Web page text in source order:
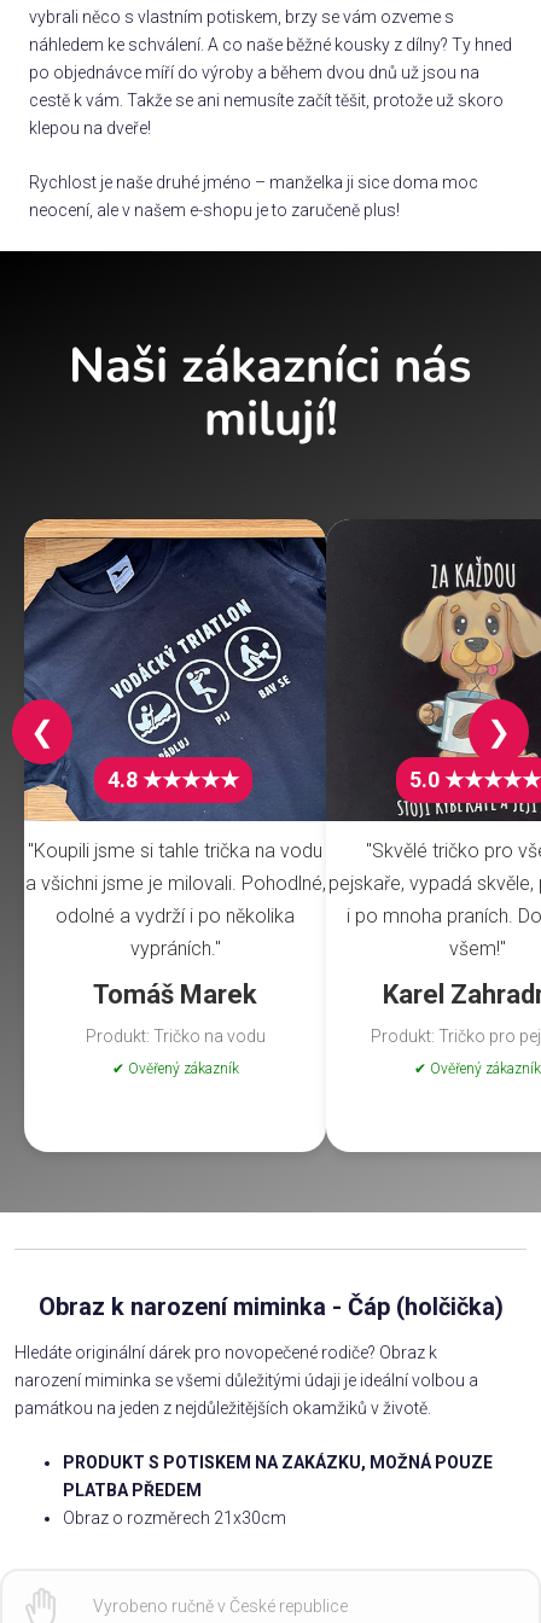
vybrali něco s vlastním potiskem, brzy se vám ozveme s
náhledem ke schválení. A co naše běžné kousky z dílny? Ty hned
po objednávce míří do výroby a během dvou dnů už jsou na
cestě k vám. Takže se ani nemusíte začít těšit, protože už skoro
klepou na dveře!
Rychlost je naše druhé jméno – manželka ji sice doma moc
neocení, ale v našem e-shopu je to zaručeně plus!
Naši zákazníci nás
milují!
4.8 ★★★★★
"Koupili jsme si tahle trička na vodu
a všichni jsme je milovali. Pohodlné,
odolné a vydrží i po několika
vypráních."
Tomáš Marek
Produkt: Tričko na vodu
✔ Ověřený zákazník
5.0 ★★★★★
"Skvělé tričko pro
pejskaře, vypadá
i po mnoha praních.
všem!"
Karel
Produkt: Tričko pro
✔ Ověřený zákazník
❮ ❯
Obraz k narození miminka - Čáp (holčička)
Hledáte originální dárek pro novopečené rodiče? Obraz k
narození miminka se všemi důležitými údaji je ideální volbou a
památkou na jeden z nejdůležitějších okamžiků v životě.
PRODUKT S POTISKEM NA ZAKÁZKU, MOŽNÁ POUZE
PLATBA PŘEDEM
Obraz o rozměrech 21x30cm
Vyrobeno ručně v České republice